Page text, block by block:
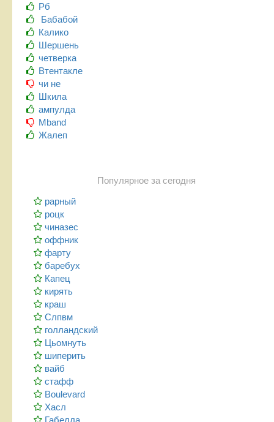
Рб
Бабабой
Калико
Шершень
четверка
Втентакле
чи не
Шкила
ампулда
Mband
Жалеп
Популярное за сегодня
рарный
роцк
чиназес
оффник
фарту
баребух
Капец
кирять
краш
Слпвм
голландский
Цьомнуть
шиперить
вайб
стафф
Boulevard
Хасл
Габелла